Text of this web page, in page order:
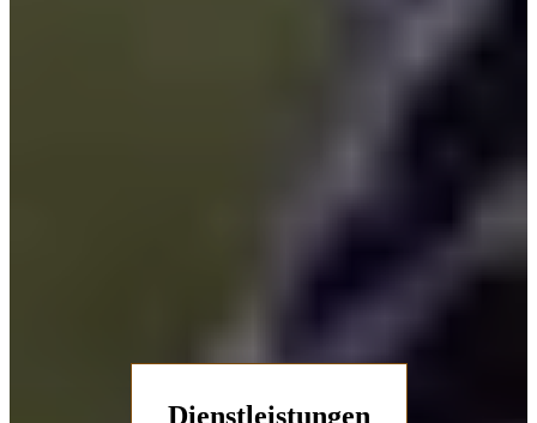
Dienstleistungen